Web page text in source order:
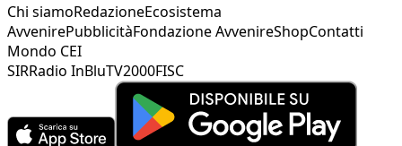
Chi siamoRedazioneEcosistema
AvvenirePubblicitàFondazione AvvenireShopContatti
Mondo CEI
SIRRadio InBluTV2000FISC